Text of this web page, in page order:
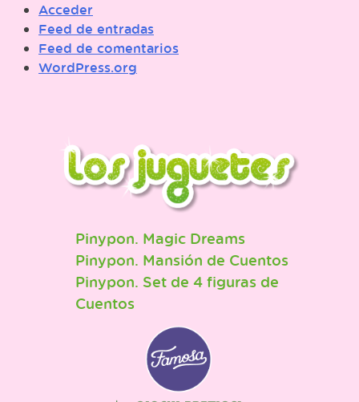
Acceder
Feed de entradas
Feed de comentarios
WordPress.org
Pinypon. Magic Dreams
Pinypon. Mansión de Cuentos
Pinypon. Set de 4 figuras de
Cuentos